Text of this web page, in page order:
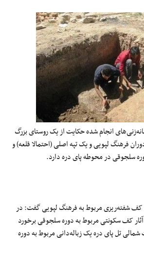
انجام شده حکایت از یک روستای بزرگ
به دوران فرهنگ لپویی و یک تپه اصلی (احتمالا قلعه) و
سلجوقی در محوطه پای دره دارد.
کف شفته‌ریزی مربوط به فرهنگ لپویی گفت: در
کف سکونتی مربوط به دوره سلجوقی برخورد
تل پای دره یک زباله‌دانی مربوط به دوره